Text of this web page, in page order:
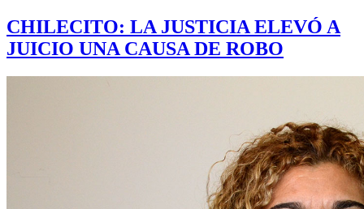
CHILECITO: LA JUSTICIA ELEVÓ A
JUICIO UNA CAUSA DE ROBO